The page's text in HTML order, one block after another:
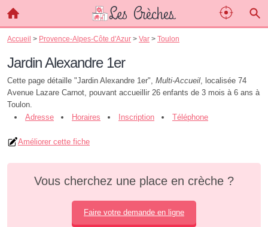
Accueil > Provence-Alpes-Côte d'Azur > Var > Toulon
Jardin Alexandre 1er
Cette page détaille "Jardin Alexandre 1er", Multi-Accueil, localisée 74
Avenue Lazare Carnot, pouvant accueillir 26 enfants de 3 mois à 6 ans à
Toulon.
Adresse
Horaires Inscription Téléphone
Améliorer cette fiche
Vous cherchez une place en crèche ?
Faire votre demande en ligne